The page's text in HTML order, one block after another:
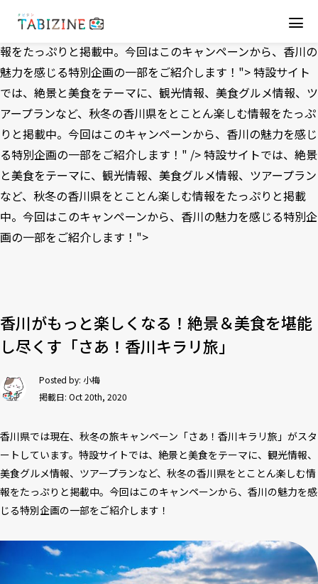
特設サイトでは、絶景と美食をテーマに、観光情報、美食グル
メ情報、ツアープランなど、秋冬の香川県をとことん楽しむ情
報をたっぷりと掲載中。今回はこのキャンペーンから、香川の
魅力を感じる特別企画の一部をご紹介します！"> 特設サイト
では、絶景と美食をテーマに、観光情報、美食グルメ情報、ツ
アープランなど、秋冬の香川県をとことん楽しむ情報をたっぷ
りと掲載中。今回はこのキャンペーンから、香川の魅力を感じ
る特別企画の一部をご紹介します！" /> 特設サイトでは、絶景
と美食をテーマに、観光情報、美食グルメ情報、ツアープラン
など、秋冬の香川県をとことん楽しむ情報をたっぷりと掲載
中。今回はこのキャンペーンから、香川の魅力を感じる特別企
画の一部をご紹介します！">
香川がもっと楽しくなる！絶景＆美食を堪能
し尽くす「さあ！香川キラリ旅」
Posted by: 小梅
掲載日: Oct 20th, 2020
香川県では現在、秋冬の旅キャンペーン「さあ！香川キラリ旅」がスタ
ートしています。 特設サイトでは、絶景と美食をテーマに、観光情報、
美食グルメ情報、ツアープランなど、秋冬の香川県をとことん楽しむ情
報をたっぷりと掲載中。今回はこのキャンペーンから、香川の魅力を感
じる特別企画の一部をご紹介します！